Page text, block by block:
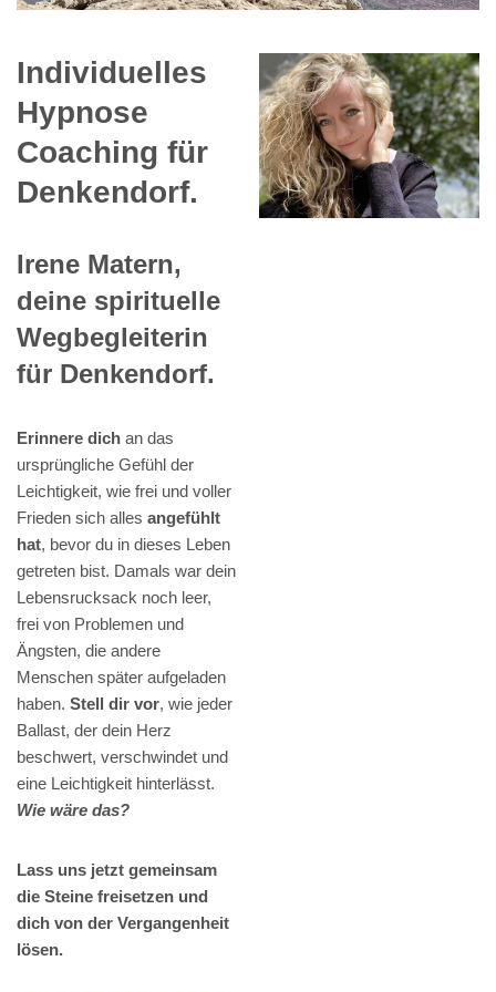
Individuelles
Hypnose
Coaching für
Denkendorf.
Irene Matern,
deine spirituelle
Wegbegleiterin
für Denkendorf.
Erinnere dich an das
ursprüngliche Gefühl der
Leichtigkeit, wie frei und voller
Frieden sich alles angefühlt
hat, bevor du in dieses Leben
getreten bist. Damals war dein
Lebensrucksack noch leer,
frei von Problemen und
Ängsten, die andere
Menschen später aufgeladen
haben. Stell dir vor, wie jeder
Ballast, der dein Herz
beschwert, verschwindet und
eine Leichtigkeit hinterlässt.
Wie wäre das?
Lass uns jetzt gemeinsam
die Steine freisetzen und
dich von der Vergangenheit
lösen.